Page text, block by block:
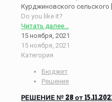
Курджиновского сельского
Do you like it?
Читать далее...
15 ноября, 2021
15 ноября, 2021
Категория
Бюджет
Решения
РЕШЕНИЕ № 28 от